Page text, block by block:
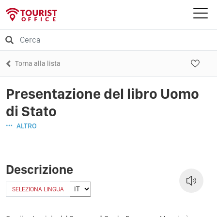
Torna alla lista
Presentazione del libro Uomo
di Stato
ALTRO
Descrizione
SELEZIONA LINGUA